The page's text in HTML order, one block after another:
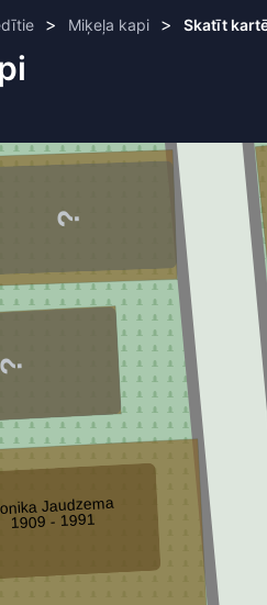
> Miķeļa kapi > Skatīt
Jaudzema
1909 - 1991